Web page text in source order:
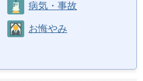
病気・事故
お悔やみ